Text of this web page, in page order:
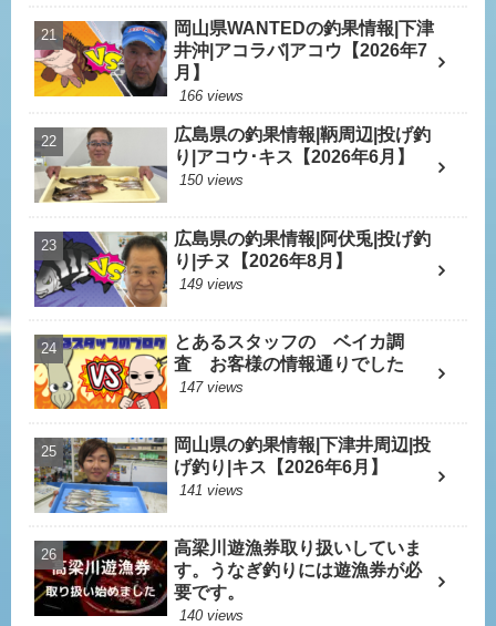
岡山県WANTEDの釣果情報|下津
井沖|アコラバ|アコウ【2026年7
月】
166 views
広島県の釣果情報|鞆周辺|投げ釣
り|アコウ･キス【2026年6月】
150 views
広島県の釣果情報|阿伏兎|投げ釣
り|チヌ【2026年8月】
149 views
とあるスタッフの ベイカ調
査 お客様の情報通りでした
147 views
岡山県の釣果情報|下津井周辺|投
げ釣り|キス【2026年6月】
141 views
高梁川遊漁券取り扱いしていま
す。うなぎ釣りには遊漁券が必
要です。
140 views